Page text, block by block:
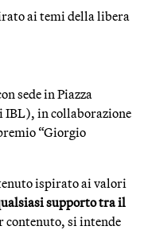
ai temi della libera
sede in Piazza
IBL), in collaborazione
“Giorgio
ispirato ai valori
supporto tra il
contenuto, si intende